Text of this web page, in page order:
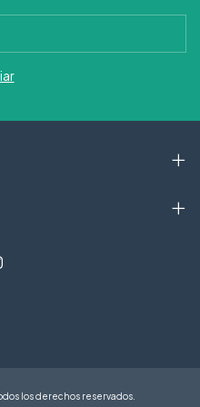
los derechos reservados.